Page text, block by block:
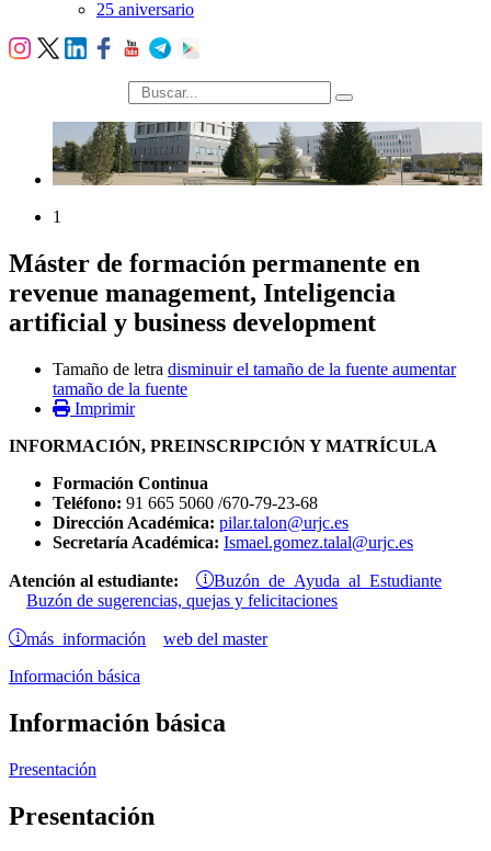
25 aniversario
búsqueda
1
Máster de formación permanente en
revenue management, Inteligencia
artificial y business development
Tamaño de letra disminuir el tamaño de la fuente aumentar
tamaño de la fuente
Imprimir
INFORMACIÓN, PREINSCRIPCIÓN Y MATRÍCULA
Formación Continua
Teléfono: 91 665 5060 /670-79-23-68
Dirección Académica: pilar.talon@urjc.es
Secretaría Académica: Ismael.gomez.talal@urjc.es
Atención al estudiante: Buzón de Ayuda al Estudiante
Buzón de sugerencias, quejas y felicitaciones
más información
web del master
Información básica
Información básica
Presentación
Presentación